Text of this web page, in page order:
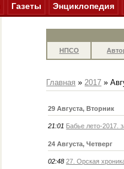
Газеты Энциклопедия
НПСО
Главная » 2017 »
29 Августа, Вторник
21:01 Бабье лето-2017.
24 Августа, Четверг
02:48 27. Орская